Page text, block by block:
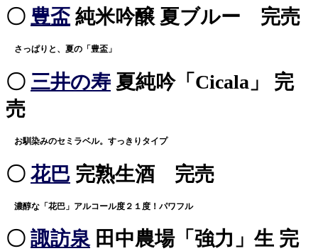
〇 豊盃 純米吟醸 夏ブルー 完売
さっぱりと、夏の「豊盃」
〇 三井の寿 夏純吟「Cicala」 完
売
お馴染みのセミラベル。すっきりタイプ
〇 花巴 完熟生酒 完売
濃醇な「花巴」アルコール度２１度！パワフル
〇 諏訪泉 田中農場「強力」生 完